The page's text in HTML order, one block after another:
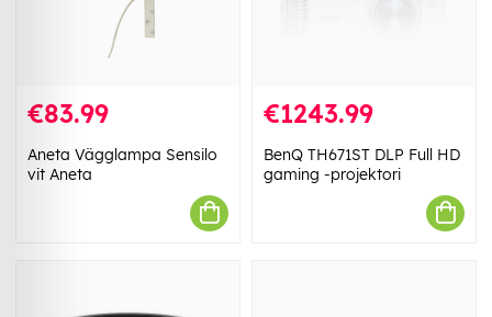
€83.99
Aneta Vägglampa Sensilo
vit Aneta
€1243.99
BenQ TH671ST DLP Full HD
gaming -projektori